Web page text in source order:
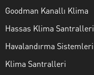
Goodman Kanallı Klima
Hassas Klima Santralleri
Havalandırma Sistemleri
Klima Santralleri